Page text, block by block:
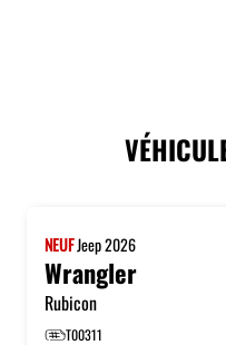
NEUFJeep2026
Wrangler
Rubicon
T00311